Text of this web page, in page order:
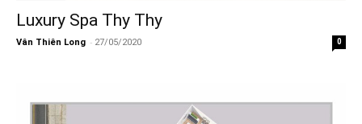
Luxury Spa Thy Thy
Vân Thiên Long - 27/05/2020 0